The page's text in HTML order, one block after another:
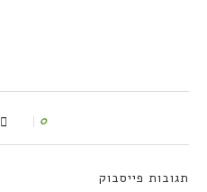
0
תגובות פייסבוק